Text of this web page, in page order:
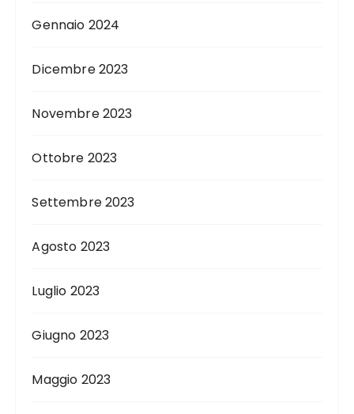
Gennaio 2024
Dicembre 2023
Novembre 2023
Ottobre 2023
Settembre 2023
Agosto 2023
Luglio 2023
Giugno 2023
Maggio 2023